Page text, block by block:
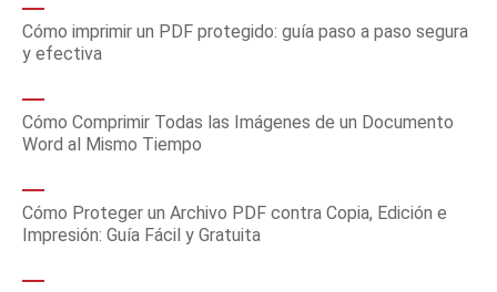
Cómo imprimir un PDF protegido: guía paso a paso segura
y efectiva
Cómo Comprimir Todas las Imágenes de un Documento
Word al Mismo Tiempo
Cómo Proteger un Archivo PDF contra Copia, Edición e
Impresión: Guía Fácil y Gratuita